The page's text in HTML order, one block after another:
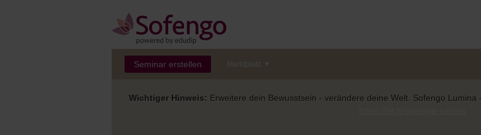
Seminar erstellen Marktplatz
Wichtiger Hinweis: Erweitere dein Bewusstsein - verändere deine Welt. Sofengo